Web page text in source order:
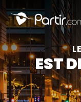
EST
📍 Destinations